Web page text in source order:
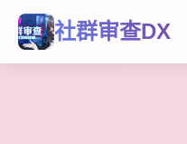
社群审查DX